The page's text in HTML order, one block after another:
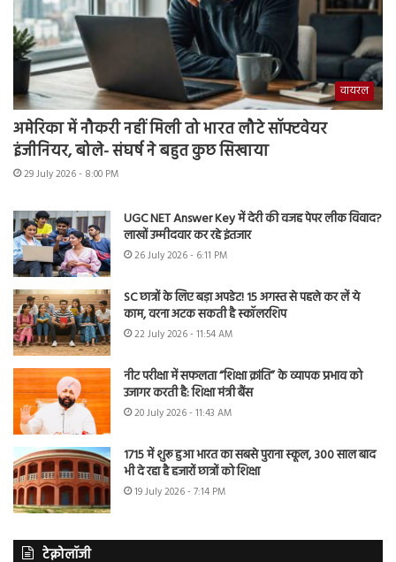
वायरल
अमेरिका में नौकरी नहीं मिली तो भारत लौटे सॉफ्टवेयर
इंजीनियर, बोले- संघर्ष ने बहुत कुछ सिखाया
29 July 2026 - 8:00 PM
UGC NET Answer Key में देरी की वजह पेपर लीक विवाद?
लाखों उम्मीदवार कर रहे इंतजार
26 July 2026 - 6:11 PM
SC छात्रों के लिए बड़ा अपडेट! 15 अगस्त से पहले कर लें ये
काम, वरना अटक सकती है स्कॉलरशिप
22 July 2026 - 11:54 AM
नीट परीक्षा में सफलता “शिक्षा क्रांति” के व्यापक प्रभाव को
उजागर करती है: शिक्षा मंत्री बैंस
20 July 2026 - 11:43 AM
1715 में शुरू हुआ भारत का सबसे पुराना स्कूल, 300 साल बाद
भी दे रहा है हजारों छात्रों को शिक्षा
19 July 2026 - 7:14 PM
टेक्नोलॉजी